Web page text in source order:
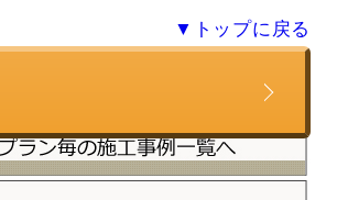
▼トップに戻る